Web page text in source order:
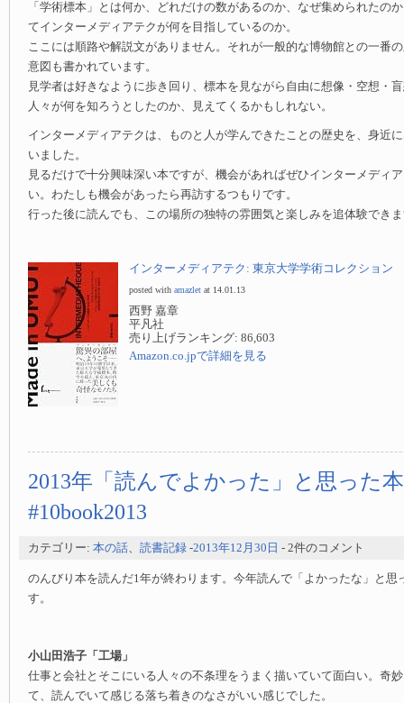
「学術標本」とは何か、どれだけの数があるのか、なぜ集められたの
てインターメディアテクが何を目指しているのか。
ここには順路や解説文がありません。それが一般的な博物館との一番
意図も書かれています。
見学者は好きなように歩き回り、標本を見ながら自由に想像・空想・
人々が何を知ろうとしたのか、見えてくるかもしれない。
インターメディアテクは、ものと人が学んできたことの歴史を、身近
いました。
見るだけで十分興味深い本ですが、機会があればぜひインターメディ
い。わたしも機会があったら再訪するつもりです。
行った後に読んでも、この場所の独特の雰囲気と楽しみを追体験でき
インターメディアテク: 東京大学学術コレクション
posted with amazlet at 14.01.13
西野 嘉章
平凡社
売り上げランキング: 86,603
Amazon.co.jpで詳細を見る
2013年「読んでよかった」と思った本
#10book2013
カテゴリー: 本の話、 読書記録 -2013年12月30日 - 2件のコメント
のんびり本を読んだ1年が終わります。今年読んで「よかったな」と思
す。
小山田浩子「工場」
仕事と会社とそこにいる人々の不条理をうまく描いていて面白い。奇
て、読んでいて感じる落ち着きのなさがいい感じでした。